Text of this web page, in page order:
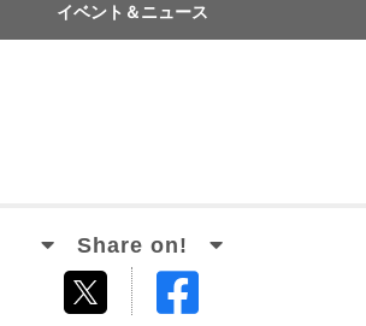
イベント＆ニュース